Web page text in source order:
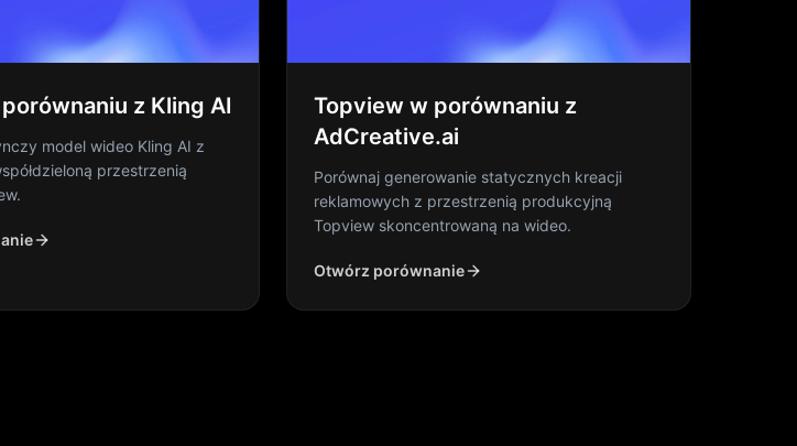
z Kling AI
model wideo Kling AI z
przestrzenią
Topview w porównaniu z
AdCreative.ai
Porównaj generowanie statycznych kreacji
reklamowych z przestrzenią produkcyjną
Topview skoncentrowaną na wideo.
Otwórz porównanie